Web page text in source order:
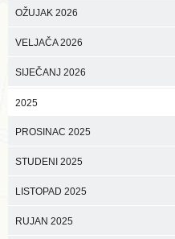
OŽUJAK 2026
VELJAČA 2026
SIJEČANJ 2026
2025
PROSINAC 2025
STUDENI 2025
LISTOPAD 2025
RUJAN 2025